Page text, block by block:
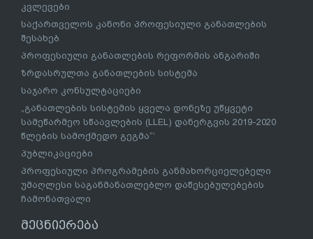
კვლევები
საქართველოს კანონი პროფესიული განათლების
შესახებ
პროფესიული განათლების რეფორმის ანგარიში
ზრდასრულთა განათლების სისტემა
საჯარო კონსულტაციები
„განათლების სისტემის ყველა დონეზე უწყვეტი
სამეწარმეო სწაავლების (LLEL) დანერგვის 2019-2020
წლების სამოქმედო გეგმა“’
პუბლიკაციები
პროფესიული პროგრამების განმახორციელებელი
უმაღლესი საგანმანათლებლო დაწესებულებების
ჩამონათვალი
მეცნიერება